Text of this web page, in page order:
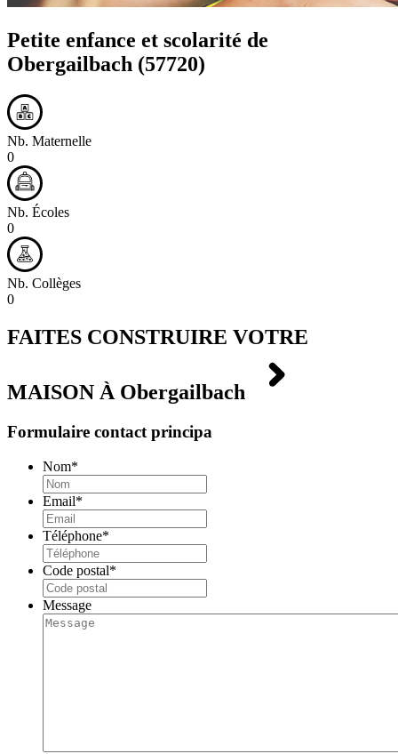
Petite enfance et scolarité de
Obergailbach (57720)
Nb. Maternelle
0
Nb. Écoles
0
Nb. Collèges
0
FAITES CONSTRUIRE VOTRE
MAISON À Obergailbach
Formulaire contact principa
Nom*
Email*
Téléphone*
Code postal*
Message